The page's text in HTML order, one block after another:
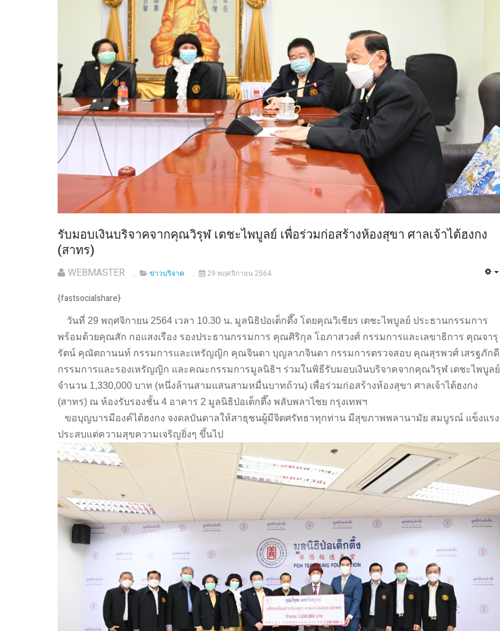
รับมอบเงินบริจาคจากคุณวิรุฬ เตชะไพบูลย์ เพื่อร่วมก่อสร้างห้องสุขา ศาลเจ้าไต้ฮงกง
(สาทร)
WEBMASTER ข่าวบริจาค 29 พฤศจิกายน 2564
{fastsocialshare}
วันที่ 29 พฤศจิกายน 2564 เวลา 10.30 น. มูลนิธิป่อเต็กตึ๊ง โดยคุณวิเชียร เตชะไพบูลย์ ประธานกรรมการ
พร้อมด้วยคุณสัก กอแสงเรือง รองประธานกรรมการ คุณศิริกุล โอภาสวงศ์ กรรมการและเลขาธิการ คุณจารุ
รัตน์ คุณัตถานนท์ กรรมการและเหรัญญิก คุณจินดา บุญลาภจินดา กรรมการตรวจสอบ คุณสุรพวศ์ เสรฐภักดี
กรรมการและรองเหรัญญิก และคณะกรรมการมูลนิธิฯ ร่วมในพิธีรับมอบเงินบริจาคจากคุณวิรุฬ เตชะไพบูลย์
จำนวน 1,330,000 บาท (หนึ่งล้านสามแสนสามหมื่นบาทถ้วน) เพื่อร่วมก่อสร้างห้องสุขา ศาลเจ้าไต้ฮงกง
(สาทร) ณ ห้องรับรองชั้น 4 อาคาร 2 มูลนิธิป่อเต็กตึ๊ง พลับพลาไชย กรุงเทพฯ
ขอบุญบารมีองค์ไต้ฮงกง จงดลบันดาลให้สาธุชนผู้มีจิตศรัทธาทุกท่าน มีสุขภาพพลานามัย สมบูรณ์ แข็งแรง
ประสบแต่ความสุขความเจริญยิ่งๆ ขึ้นไป